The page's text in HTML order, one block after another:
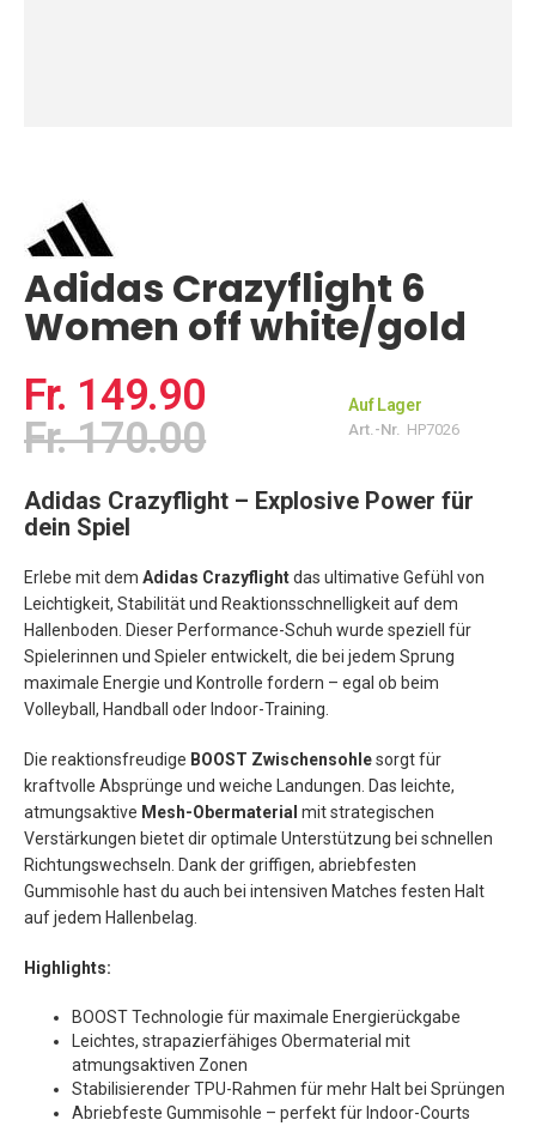
Bildgalerie
springen
Adidas Crazyflight 6
Women off white/gold
Fr. 149.90
Fr. 170.00
Auf Lager
Art.-Nr. HP7026
Adidas Crazyflight – Explosive Power für
dein Spiel
Erlebe mit dem Adidas Crazyflightdas ultimative Gefühl von
Leichtigkeit, Stabilität und Reaktionsschnelligkeit auf dem
Hallenboden. Dieser Performance-Schuh wurde speziell für
Spielerinnen und Spieler entwickelt, die bei jedem Sprung
maximale Energie und Kontrolle fordern – egal ob beim
Volleyball, Handball oder Indoor-Training.
Die reaktionsfreudige BOOST Zwischensohlesorgt für
kraftvolle Absprünge und weiche Landungen. Das leichte,
atmungsaktive Mesh-Obermaterial mit strategischen
Verstärkungen bietet dir optimale Unterstützung bei schnellen
Richtungswechseln. Dank der griffigen, abriebfesten
Gummisohle hast du auch bei intensiven Matches festen Halt
auf jedem Hallenbelag.
Highlights:
BOOST Technologie für maximale Energierückgabe
Leichtes, strapazierfähiges Obermaterial mit
atmungsaktiven Zonen
Stabilisierender TPU-Rahmen für mehr Halt bei Sprüngen
Abriebfeste Gummisohle – perfekt für Indoor-Courts